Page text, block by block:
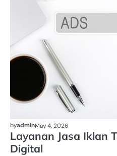
byadminMay 4, 2026
Layanan Jasa Iklan
Digital